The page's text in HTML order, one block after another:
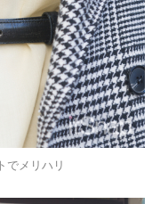
でメリハリ